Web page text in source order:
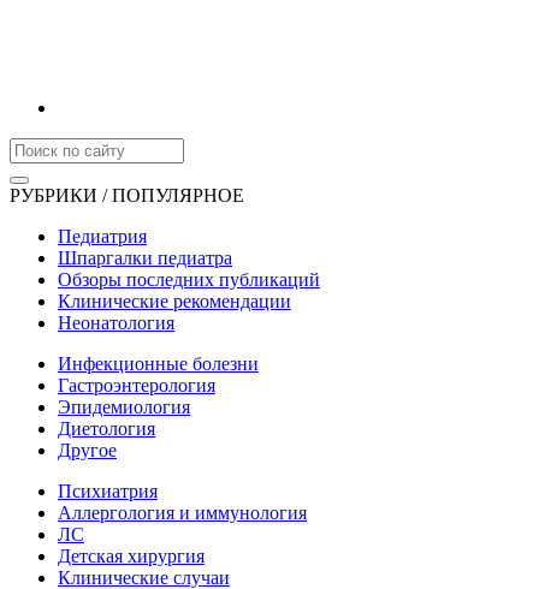
РУБРИКИ / ПОПУЛЯРНОЕ
Педиатрия
Шпаргалки педиатра
Обзоры последних публикаций
Клинические рекомендации
Неонатология
Инфекционные болезни
Гастроэнтерология
Эпидемиология
Диетология
Другое
Психиатрия
Аллергология и иммунология
ЛС
Детская хирургия
Клинические случаи